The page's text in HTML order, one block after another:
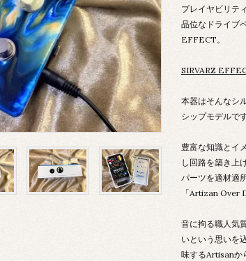
プレイヤビリテ
品位なドライブ
EFFECT。
SIRVARZ
本器はそんなシ
シップモデルです
豊富な知識とイ
し回路を築き上
パーツを適材適
「Artizan Over
音に拘る職人気
いという思いを
味するArtisanか